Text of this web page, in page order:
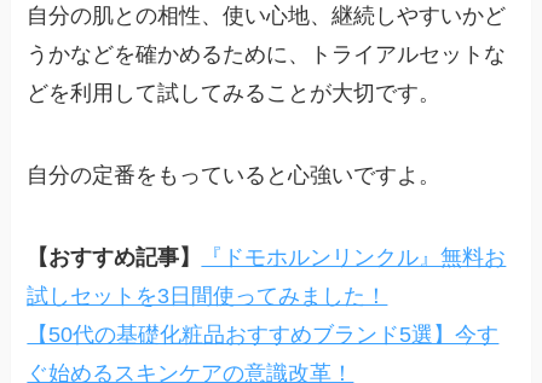
自分の肌との相性、使い心地、継続しやすいかど
うかなどを確かめるために、トライアルセットな
どを利用して試してみることが大切です。
自分の定番をもっていると心強いですよ。
【おすすめ記事】
『ドモホルンリンクル』無料お
試しセットを3日間使ってみました！
【50代の基礎化粧品おすすめブランド5選】今す
ぐ始めるスキンケアの意識改革！